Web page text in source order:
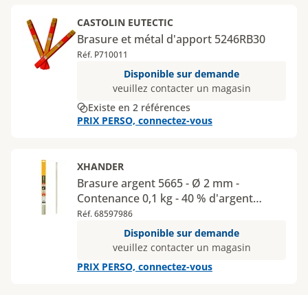
CASTOLIN EUTECTIC
Brasure et métal d'apport 5246RB30
Réf. P710011
Disponible sur demande
veuillez contacter un magasin
Existe en 2 références
PRIX PERSO, connectez-vous
XHANDER
Brasure argent 5665 - Ø 2 mm -
Contenance 0,1 kg - 40 % d'argent
cuivre
Réf. 68597986
Disponible sur demande
veuillez contacter un magasin
PRIX PERSO, connectez-vous